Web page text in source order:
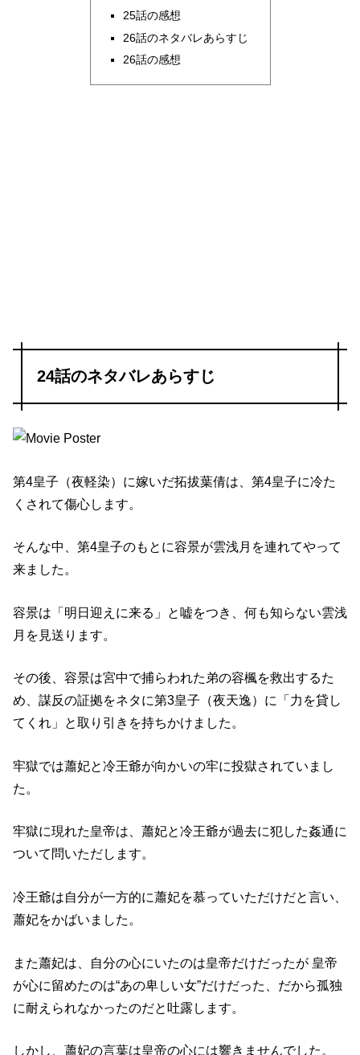
25話の感想
26話のネタバレあらすじ
26話の感想
24話のネタバレあらすじ
第4皇子（夜軽染）に嫁いだ拓拔葉倩は、第4皇子に冷た
くされて傷心します。
そんな中、第4皇子のもとに容景が雲浅月を連れてやって
来ました。
容景は「明日迎えに来る」と嘘をつき、何も知らない雲浅
月を見送ります。
その後、容景は宮中で捕らわれた弟の容楓を救出するた
め、謀反の証拠をネタに第3皇子（夜天逸）に「力を貸し
てくれ」と取り引きを持ちかけました。
牢獄では蕭妃と冷王爺が向かいの牢に投獄されていまし
た。
牢獄に現れた皇帝は、蕭妃と冷王爺が過去に犯した姦通に
ついて問いただします。
冷王爺は自分が一方的に蕭妃を慕っていただけだと言い、
蕭妃をかばいました。
また蕭妃は、自分の心にいたのは皇帝だけだったが 皇帝
が心に留めたのは“あの卑しい女”だけだった、だから孤独
に耐えられなかったのだと吐露します。
しかし、蕭妃の言葉は皇帝の心には響きませんでした。